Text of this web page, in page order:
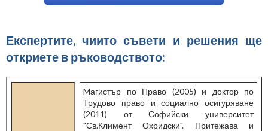
Експертите, чиито съвети и решения ще
откриете в ръководството:
Mагистър по Право (2005) и доктор по
Трудово право и социално осигуряване
(2011) от Софийски университет
"Св.Климент Охридски". Притежава и